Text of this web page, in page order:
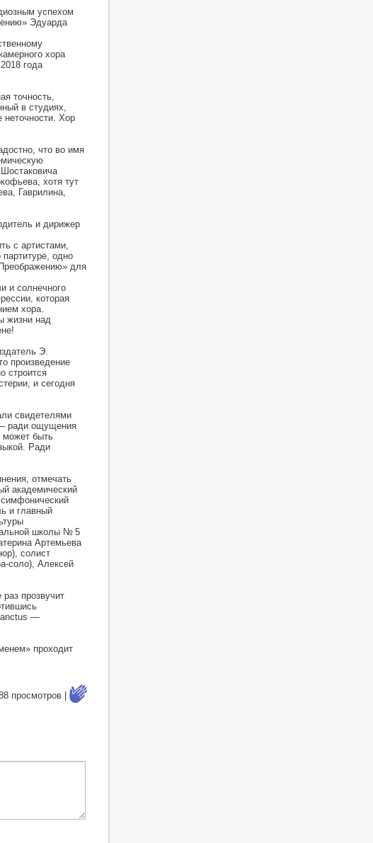
успехом
Эдуарда
хора
года
точность,
в студиях,
неточности. Хор
что во имя
хотя тут
Гаврилина,
и дирижер
с артистами,
одно
для
и солнечного
которая
хора.
жизни над
Э.
произведение
строится
и сегодня
свидетелями
ради ощущения
может быть
Ради
отмечать
академический
и главный
школы № 5
Артемьева
солист
соло), Алексей
прозвучит
—
проходит
просмотров |